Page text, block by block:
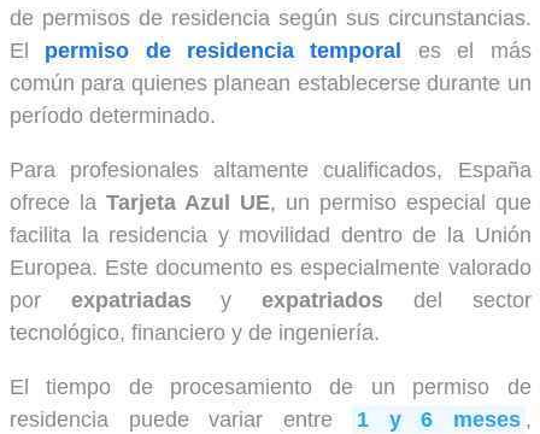
de permisos de residencia según sus circunstancias.
El permiso de residencia temporal
es el más
común para quienes planean establecerse durante un
período determinado.
Para profesionales altamente cualificados, España
ofrece la Tarjeta Azul UE, un permiso especial que
facilita la residencia y movilidad dentro de la Unión
Europea. Este documento es especialmente valorado
por expatriadas yexpatriados del sector
tecnológico, financiero y de ingeniería.
El tiempo de procesamiento de un permiso de
residencia puede variar entre
1 y 6 meses ,